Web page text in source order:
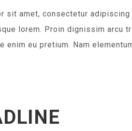
sit amet, consectetur
lorem. Proin dignissim arcu
enim eu pretium. Nam